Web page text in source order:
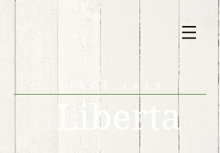
SINCE 2015
Liberta